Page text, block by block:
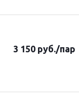
3 150 руб./пар